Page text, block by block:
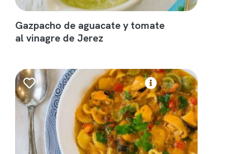
Gazpacho de aguacate y tomate
al vinagre de Jerez